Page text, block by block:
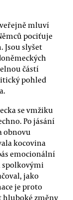
mluví
pociťuje
Jsou slyšet
částí
pohled
se vmžiku
Po jásání
obnovu
kocovina
emocionální
spolkovými
jako
je proto
hluboké změny